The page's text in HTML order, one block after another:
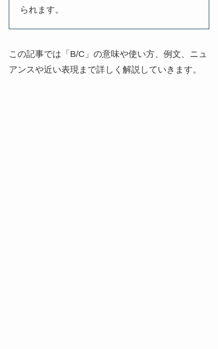
られます。
この記事では「B/C」の意味や使い方、例文、ニュ
アンスや近い表現まで詳しく解説していきます。